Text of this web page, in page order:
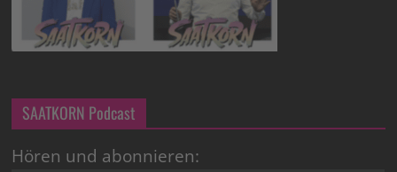
SAATKORN Podcast
Hören und abonnieren: